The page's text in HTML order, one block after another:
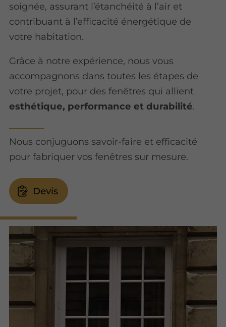
soignée, assurant l’étanchéité à l’air et
contribuant à l’efficacité énergétique de
votre habitation.
Grâce à notre expérience, nous vous
accompagnons dans toutes les étapes de
votre projet, pour des fenêtres qui allient
esthétique, performance et durabilité.
Nous conjuguons savoir-faire et efficacité
pour fabriquer vos fenêtres sur mesure.
Devis